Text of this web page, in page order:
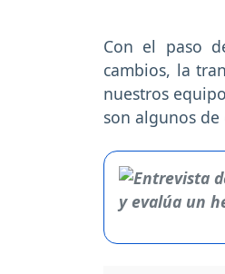
Con el paso
cambios, la
nuestros
son algunos de